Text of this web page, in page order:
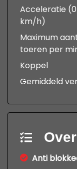
Acceleratie
km/h)
Maximum
toeren per
Koppel
Gemiddeld
Anti